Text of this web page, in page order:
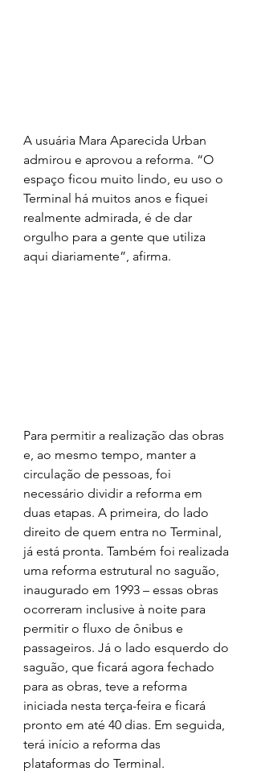
A usuária Mara Aparecida Urban
admirou e aprovou a reforma. “O
espaço ficou muito lindo, eu uso o
Terminal há muitos anos e fiquei
realmente admirada, é de dar
orgulho para a gente que utiliza
aqui diariamente”, afirma.
Para permitir a realização das obras
e, ao mesmo tempo, manter a
circulação de pessoas, foi
necessário dividir a reforma em
duas etapas. A primeira, do lado
direito de quem entra no Terminal,
já está pronta. Também foi realizada
uma reforma estrutural no saguão,
inaugurado em 1993 – essas obras
ocorreram inclusive à noite para
permitir o fluxo de ônibus e
passageiros. Já o lado esquerdo do
saguão, que ficará agora fechado
para as obras, teve a reforma
iniciada nesta terça-feira e ficará
pronto em até 40 dias. Em seguida,
terá início a reforma das
plataformas do Terminal.